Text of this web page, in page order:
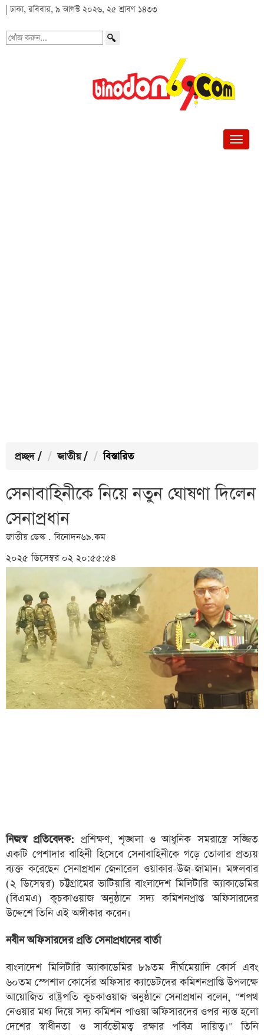
| ঢাকা, রবিবার, ৯ আগস্ট ২০২৬, ২৫ শ্রাবণ ১৪৩৩
খোঁজ
প্রচ্ছদ / জাতীয় / বিস্তারিত
সেনাবাহিনীকে নিয়ে নতুন ঘোষণা দিলেন
সেনাপ্রধান
জাতীয় ডেস্ক . বিনোদন৬৯.কম
২০২৫ ডিসেম্বর ০২ ২০:৫৫:৫৪
নিজস্ব প্রতিবেদক: প্রশিক্ষণ, শৃঙ্খলা ও আধুনিক সমরাস্ত্রে সজ্জিত
একটি পেশাদার বাহিনী হিসেবে সেনাবাহিনীকে গড়ে তোলার প্রত্যয়
ব্যক্ত করেছেন সেনাপ্রধান জেনারেল ওয়াকার-উজ-জামান। মঙ্গলবার
(২ ডিসেম্বর) চট্টগ্রামের ভাটিয়ারি বাংলাদেশ মিলিটারি অ্যাকাডেমির
(বিএমএ) কুচকাওয়াজ অনুষ্ঠানে সদ্য কমিশনপ্রাপ্ত অফিসারদের
উদ্দেশে তিনি এই অঙ্গীকার করেন।
নবীন অফিসারদের প্রতি সেনাপ্রধানের বার্তা
বাংলাদেশ মিলিটারি অ্যাকাডেমির ৮৯তম দীর্ঘমেয়াদি কোর্স এবং
৬০তম স্পেশাল কোর্সের অফিসার ক্যাডেটদের কমিশনপ্রাপ্তি উপলক্ষে
আয়োজিত রাষ্ট্রপতি কুচকাওয়াজ অনুষ্ঠানে সেনাপ্রধান বলেন, "শপথ
নেওয়ার মধ্য দিয়ে সদ্য কমিশন পাওয়া অফিসারদের ওপর ন্যস্ত হলো
দেশের স্বাধীনতা ও সার্বভৌমত্ব রক্ষার পবিত্র দায়িত্ব।" তিনি